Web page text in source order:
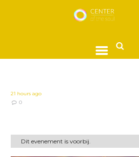
21 hours ago
0
Dit evenement is voorbij.